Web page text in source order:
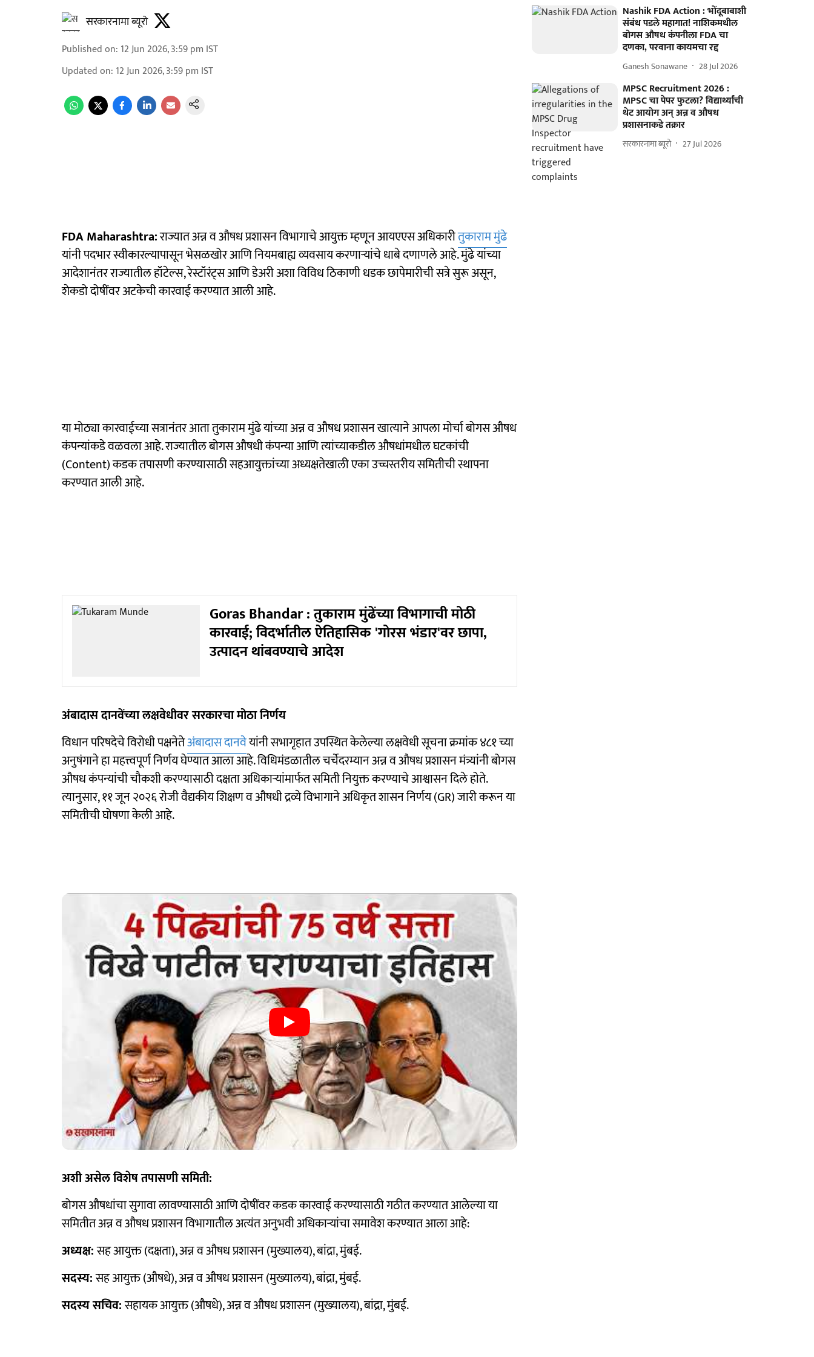
सरकारनामा ब्यूरो
Published on: 12 Jun 2026, 3:59 pm IST
Updated on: 12 Jun 2026, 3:59 pm IST
FDA Maharashtra:राज्यात अन्न व औषध प्रशासन विभागाचे आयुक्त म्हणून आयएएस अधिकारीतुकाराम मुंढे
यांनी पदभार स्वीकारल्यापासून भेसळखोर आणि नियमबाह्य व्यवसाय करणाऱ्यांचे धाबे दणाणले आहे. मुंढे यांच्या
आदेशानंतर राज्यातील हॉटेल्स, रेस्टॉरंट्स आणि डेअरी अशा विविध ठिकाणी धडक छापेमारीची सत्रे सुरू असून,
शेकडो दोषींवर अटकेची कारवाई करण्यात आली आहे.
या मोठ्या कारवाईच्या सत्रानंतर आता तुकाराम मुंढे यांच्या अन्न व औषध प्रशासन खात्याने आपला मोर्चा बोगस औषध
कंपन्यांकडे वळवला आहे. राज्यातील बोगस औषधी कंपन्या आणि त्यांच्याकडील औषधांमधील घटकांची
(Content) कडक तपासणी करण्यासाठी सहआयुक्तांच्या अध्यक्षतेखाली एका उच्चस्तरीय समितीची स्थापना
करण्यात आली आहे.
Goras Bhandar : तुकाराम मुंढेंच्या विभागाची मोठी
कारवाई; विदर्भातील ऐतिहासिक 'गोरस भंडार'वर छापा,
उत्पादन थांबवण्याचे आदेश
अंबादास दानवेंच्या लक्षवेधीवर सरकारचा मोठा निर्णय
विधान परिषदेचे विरोधी पक्षनेतेअंबादास दानवेयांनी सभागृहात उपस्थित केलेल्या लक्षवेधी सूचना क्रमांक ४८१ च्या
अनुषंगाने हा महत्त्वपूर्ण निर्णय घेण्यात आला आहे. विधिमंडळातील चर्चेदरम्यान अन्न व औषध प्रशासन मंत्र्यांनी बोगस
औषध कंपन्यांची चौकशी करण्यासाठी दक्षता अधिकाऱ्यांमार्फत समिती नियुक्त करण्याचे आश्वासन दिले होते.
त्यानुसार, ११ जून २०२६ रोजी वैद्यकीय शिक्षण व औषधी द्रव्ये विभागाने अधिकृत शासन निर्णय (GR) जारी करून या
समितीची घोषणा केली आहे.
अशी असेल विशेष तपासणी समिती:
बोगस औषधांचा सुगावा लावण्यासाठी आणि दोषींवर कडक कारवाई करण्यासाठी गठीत करण्यात आलेल्या या
समितीत अन्न व औषध प्रशासन विभागातील अत्यंत अनुभवी अधिकाऱ्यांचा समावेश करण्यात आला आहे:
अध्यक्ष:सह आयुक्त (दक्षता), अन्न व औषध प्रशासन (मुख्यालय), बांद्रा, मुंबई.
सदस्य:सह आयुक्त (औषधे), अन्न व औषध प्रशासन (मुख्यालय), बांद्रा, मुंबई.
सदस्य सचिव:सहायक आयुक्त (औषधे), अन्न व औषध प्रशासन (मुख्यालय), बांद्रा, मुंबई.
Nashik FDA Action : भोंदूबाबाशी
संबंध पडले महागात! नाशिकमधील
बोगस औषध कंपनीला FDA चा
दणका, परवाना कायमचा रद्द
Ganesh Sonawane 28 Jul 2026
MPSC Recruitment 2026 :
MPSC चा पेपर फुटला? विद्यार्थ्यांची
थेट आयोग अन् अन्न व औषध
प्रशासनाकडे तक्रार
सरकारनामा ब्यूरो 27 Jul 2026